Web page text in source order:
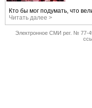
Кто бы мог подумать, что
Читать далее >
Электронное СМИ рег. № 77-